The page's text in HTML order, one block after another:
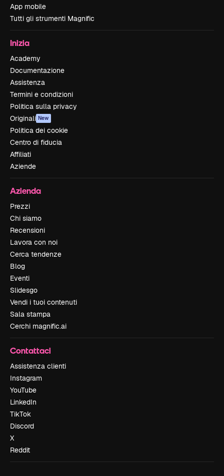
App mobile
Tutti gli strumenti Magnific
Inizia
Academy
Documentazione
Assistenza
Termini e condizioni
Politica sulla privacy
Originali New
Politica dei cookie
Centro di fiducia
Affiliati
Aziende
Azienda
Prezzi
Chi siamo
Recensioni
Lavora con noi
Cerca tendenze
Blog
Eventi
Slidesgo
Vendi i tuoi contenuti
Sala stampa
Cerchi magnific.ai
Contattaci
Assistenza clienti
Instagram
YouTube
LinkedIn
TikTok
Discord
X
Reddit